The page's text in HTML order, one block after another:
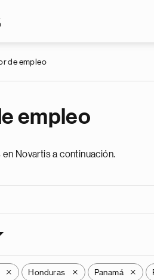
de empleo
empleo
Novartis a continuación.
X Honduras X Panamá X